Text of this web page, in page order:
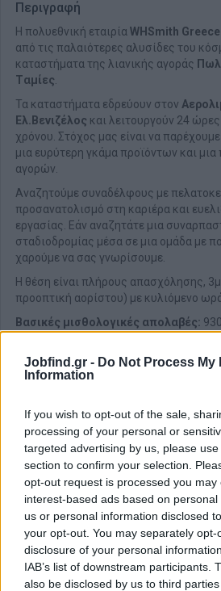
Jobfind.gr - Do Not Process My
Information
If you wish to opt-out of the sale,
processing of your personal or
targeted advertising by us, please
section to confirm your selection.
opt-out request is processed you may
interest-based ads based on
us or personal information disclosed
your opt-out. You may separately
disclosure of your personal
IAB’s list of downstream participants.
also be disclosed by us to third
Περιγραφή
Η πολυεθνική εταιρία WHSmith
από τις παλαιότερες αλυσίδες του
καταστήματα της λιανικής αγοράς
Tαμίες
Τα καταστήματα εδρεύουν στον
Ελ.Βενιζέλος και λειτουργούν 24
χρόνου. Στόχος μας είναι να
μια ευρύτερη γκάμα προϊόντων και μια
αγορών.
Αναζητούμε συναδέλφους με
προσανατολισμό στη καριέρα και
εργασίας. Εάν αναζητάτε μια
σταδιοδρομίας μέσα σε μια ομάδα με
χαρούμε να σας γνωρίσουμε.
Η θέση είναι πλήρους απασχόλησης,
προοπτική αορίστου) με κυλιόμενο
Βασικές μισθολογικές απολαβές:
Κυριακή, επίσημη Γιορτή-Αργία, όπως
νομοθεσία.
Επίδομα Υποστήριξης Εργασίας
μηνιαίως.
Σύμφωνα με την Ελληνική
του μισθού, λαμβάνεται υπ’ όψιν η
προϋπηρεσία έως το 2012 και από
ξεπάγωσαν οι τριετίες.
50€ έξτρα, κάθε μήνα, μέσω
υπάλληλος έχει εργαστεί πλήρως
από την πρόσληψή του.